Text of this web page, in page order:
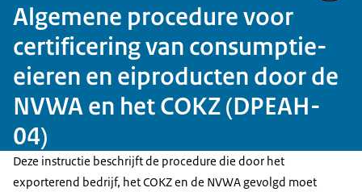
Algemene procedure voor
certificering van consumptie-
eieren en eiproducten door de
NVWA en het COKZ (DPEAH-
04)
Deze instructie beschrijft de procedure die door het
exporterend bedrijf, het COKZ en de NVWA gevolgd moet